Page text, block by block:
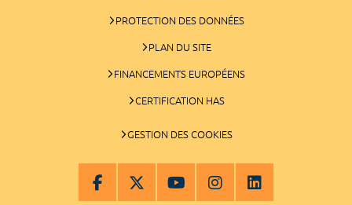
PROTECTION DES DONNÉES
PLAN DU SITE
FINANCEMENTS EUROPÉENS
CERTIFICATION HAS
GESTION DES COOKIES